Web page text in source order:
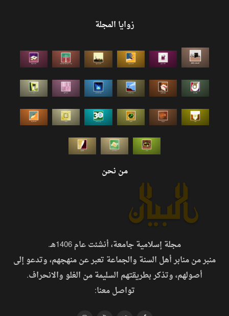
زوايا المجلة
من نحن
مجلة إسلامية جامعة، أنشئت عام 1406هـ.
منبر من منابر أهل السنة والجماعة تعبر عن منهجهم، وتدعو إلى
أصولهم، وتذكر بطريقتهم السليمة من الغلو والانحراف.
تواصل معنا: